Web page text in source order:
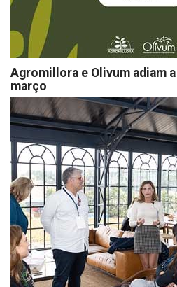
Agromillora e Olivum adiam
março